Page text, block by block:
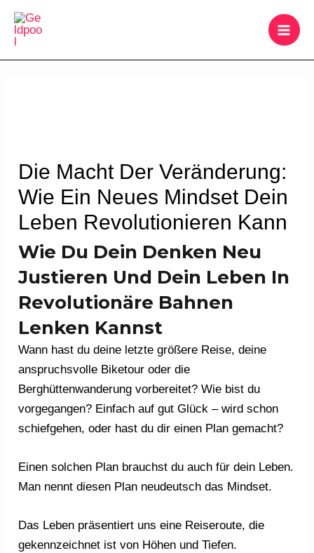
Zum
Inhalt
springen
Die Macht Der Veränderung:
Wie Ein Neues Mindset Dein
Leben Revolutionieren Kann
Wie Du Dein Denken Neu
Justieren Und Dein Leben In
Revolutionäre Bahnen
Lenken Kannst
Wann hast du deine letzte größere Reise, deine
anspruchsvolle Biketour oder die
Berghüttenwanderung vorbereitet? Wie bist du
vorgegangen? Einfach auf gut Glück – wird schon
schiefgehen, oder hast du dir einen Plan gemacht?
Einen solchen Plan brauchst du auch für dein Leben.
Man nennt diesen Plan neudeutsch das Mindset.
Das Leben präsentiert uns eine Reiseroute, die
gekennzeichnet ist von Höhen und Tiefen.